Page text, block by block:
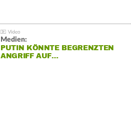
Medien:
PUTIN KÖNNTE BEGRENZTEN
ANGRIFF AUF…